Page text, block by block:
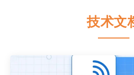
技术文